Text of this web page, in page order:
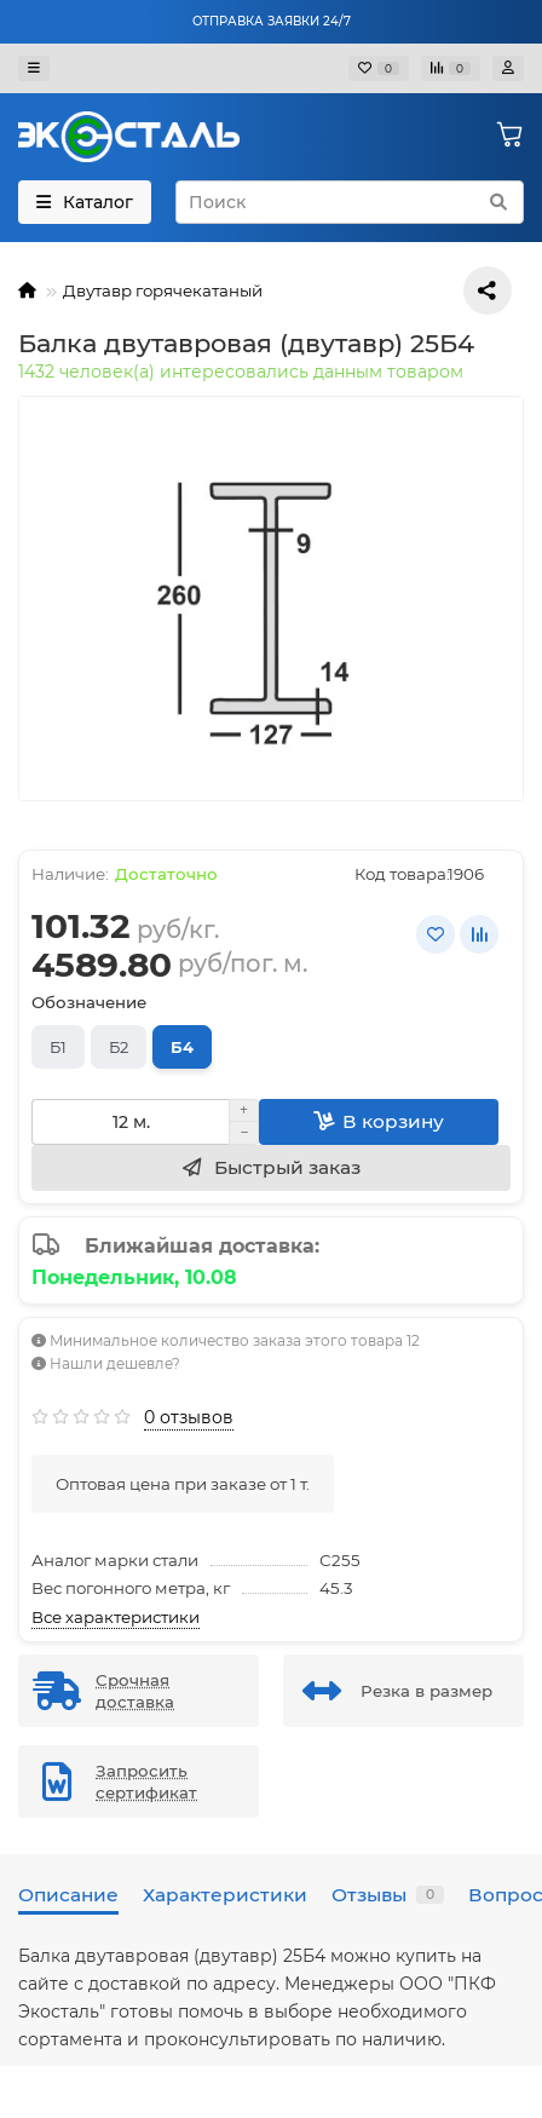
ОТПРАВКА ЗАЯВКИ 24/7
0 0
Каталог
Двутавр горячекатаный
Балка двутавровая (двутавр) 25Б4
1432 человек(а) интересовались данным товаром
Достаточно Код товара:1906
101.32 руб/кг.
4589.80 руб/пог. м.
Обозначение
Б1 Б2 Б4
В корзину
Быстрый заказ
Ближайшая доставка:
Понедельник, 10.08
Минимальное количество заказа этого товара 12
Нашли дешевле?
0 отзывов
Оптовая цена при заказе от 1 т.
Аналог марки стали
С255
Вес погонного метра, кг
45.3
Все характеристики
Срочная
доставка
Резка в размер
Запросить
сертификат
Описание Характеристики Отзывы 0
Балка двутавровая (двутавр) 25Б4 можно купить на
сайте с доставкой по адресу. Менеджеры ООО "ПКФ
Экосталь" готовы помочь в выборе необходимого
сортамента и проконсультировать по наличию.